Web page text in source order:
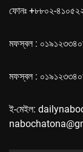
ফোনঃ +৮৮০২-
মফস্বল :
মফস্বল :
ই-মেইল: